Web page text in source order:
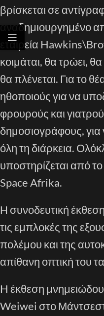
βρίσκεται σε
αναδημιουργημένο
εταιρεία
κοιμάται, θα τρώει,
θα πλένεται. Για το
ηθοποιούς για να
φρουρούς και
δημοσιογράφους, για
όλη τη διάρκεια.
υποστηρίζεται από
Space Afrika.
Η συνοδευτική
τις εμπλοκές της
πολέμου και της
απίθανη οπτική του
H έκθεση
Weiwei στο